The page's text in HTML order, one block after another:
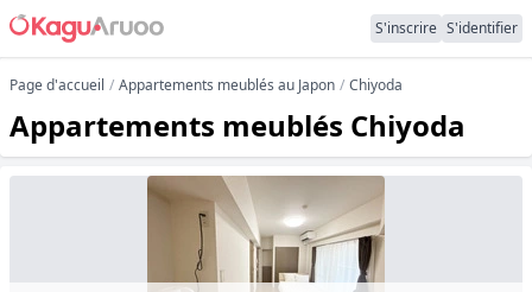
S'inscrire S'identifier
Page d'accueil Appartements meublés au Japon Chiyoda
Appartements meublés Chiyoda